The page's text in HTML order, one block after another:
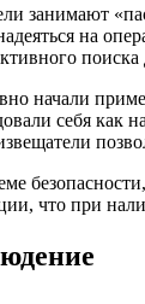
занимают
на
поиска
начали
себя
что при